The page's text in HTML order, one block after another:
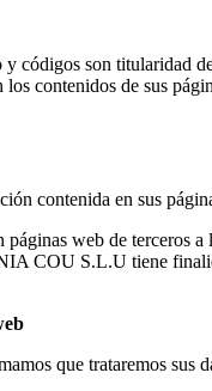
códigos son
contenidos de sus
contenida en sus
web de terceros
COU S.L.U tiene
que trataremos